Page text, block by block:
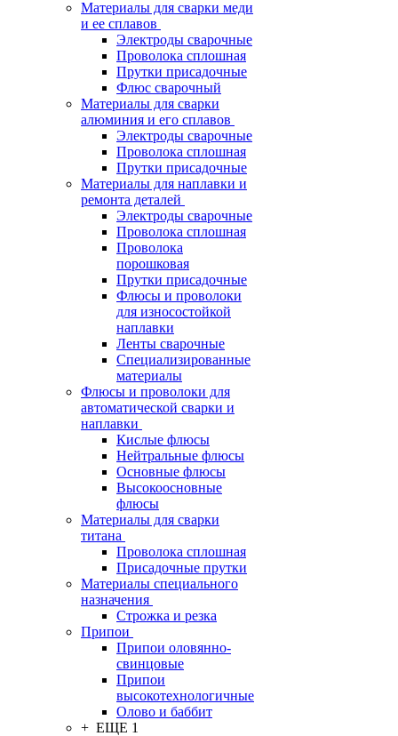
Материалы для сварки меди
и ее сплавов
Электроды сварочные
Проволока сплошная
Прутки присадочные
Флюс сварочный
Материалы для сварки
алюминия и его сплавов
Электроды сварочные
Проволока сплошная
Прутки присадочные
Материалы для наплавки и
ремонта деталей
Электроды сварочные
Проволока сплошная
Проволока
порошковая
Прутки присадочные
Флюсы и проволоки
для износостойкой
наплавки
Ленты сварочные
Специализированные
материалы
Флюсы и проволоки для
автоматической сварки и
наплавки
Кислые флюсы
Нейтральные флюсы
Основные флюсы
Высокоосновные
флюсы
Материалы для сварки
титана
Проволока сплошная
Присадочные прутки
Материалы специального
назначения
Строжка и резка
Припои
Припои оловянно-
свинцовые
Припои
высокотехнологичные
Олово и баббит
+ ЕЩЕ 1